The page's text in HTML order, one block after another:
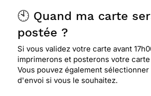
🕙 Quand ma carte
postée ?
Si vous validez votre carte avant
imprimerons et posterons votre
Vous pouvez également sélectionner
d'envoi si vous le souhaitez.